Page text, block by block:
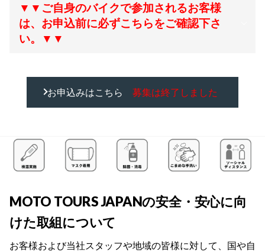
▼▼ご自身のバイクで参加されるお客様
は、お申込前に必ずこちらをご確認下さ
い。▼▼
お申込みはこちら 募集は終了しました
MOTO TOURS JAPANの安全・安心に向
けた取組について
お客様および当社スタッフや地域の皆様に対して、国や自